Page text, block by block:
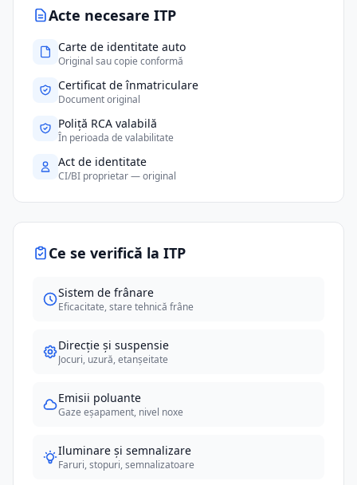
Acte necesare ITP
Carte de identitate auto
Original sau copie conformă
Certificat de înmatriculare
Document original
Poliță RCA valabilă
În perioada de valabilitate
Act de identitate
CI/BI proprietar — original
Ce se verifică la ITP
Sistem de frânare
Eficacitate, stare tehnică frâne
Direcție și suspensie
Jocuri, uzură, etanșeitate
Emisii poluante
Gaze eșapament, nivel noxe
Iluminare și semnalizare
Faruri, stopuri, semnalizatoare